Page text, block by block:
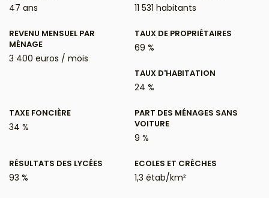
47 ans 11 531 habitants
REVENU MENSUEL PAR
MÉNAGE
3 400 euros / mois
TAUX DE PROPRIÉTAIRES
69 %
TAUX D'HABITATION
24 %
TAXE FONCIÈRE
34 %
PART DES MÉNAGES SANS
VOITURE
9 %
RÉSULTATS DES LYCÉES
93 %
ECOLES ET CRÈCHES
1,3 étab/km²